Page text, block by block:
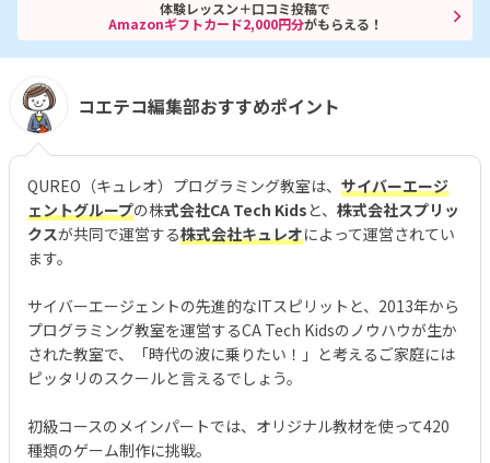
体験レッスン＋口コミ投稿で
Amazonギフトカード2,000円分がもらえる！
コエテコ編集部おすすめポイント
QUREO（キュレオ）プログラミング教室は、 サイバーエージ
ェントグループの株式会社CA Tech Kids と、 株式会社スプリッ
クスが共同で運営する株式会社キュレオによって運営されてい
ます。
サイバーエージェントの先進的なITスピリットと、2013年から
プログラミング教室を運営するCA Tech Kidsのノウハウが生か
された教室で、「時代の波に乗りたい！」と考えるご家庭には
ピッタリのスクールと言えるでしょう。
初級コースのメインパートでは、オリジナル教材を使って420
種類のゲーム制作に挑戦。